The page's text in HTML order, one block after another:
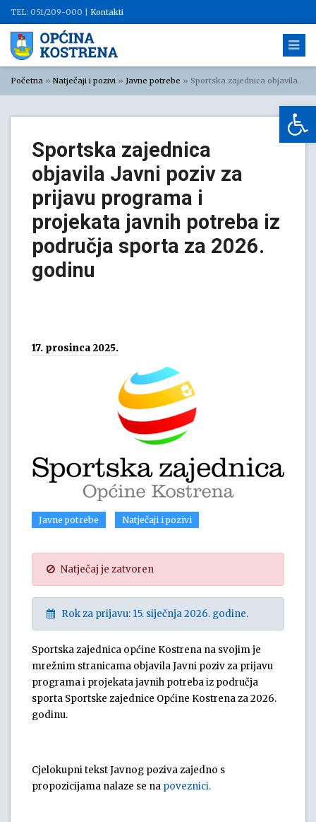
TEL: 051/209-000 | Kontakti
Početna » Natječaji i pozivi » Javne potrebe » Sportska zajednica objavila Javni poziv za prijavu programa i projekata javnih potreba iz područja sporta za 2026. godinu
Sportska zajednica
objavila Javni poziv za
prijavu programa i
projekata javnih potreba iz
područja sporta za 2026.
godinu
17. prosinca 2025.
Javne potrebe Natječaji i pozivi
Natječaj je zatvoren
Rok za prijavu: 15. siječnja 2026. godine.
Sportska zajednica općine Kostrena na svojim je
mrežnim stranicama objavila Javni poziv za prijavu
programa i projekata javnih potreba iz područja
sporta Sportske zajednice Općine Kostrena za 2026.
godinu.
Cjelokupni tekst Javnog poziva zajedno s
propozicijama nalaze se na poveznici.